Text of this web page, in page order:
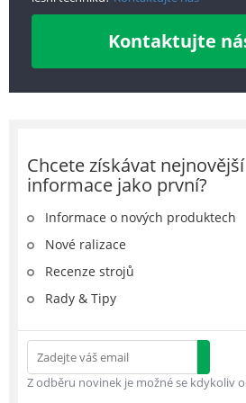
Kontaktujte
Chcete získávat nejnovější
informace jako první?
Informace o nových produktech
Nové ralizace
Recenze strojů
Rady & Tipy
Z odběru novinek je možné se kdykoliv